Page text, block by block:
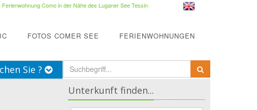
Ferienwohnung Como in der Nähe des Luganer See Tessin·
FOTOS COMER SEE FERIENWOHNUNGEN
Sie ?
Unterkunft finden...